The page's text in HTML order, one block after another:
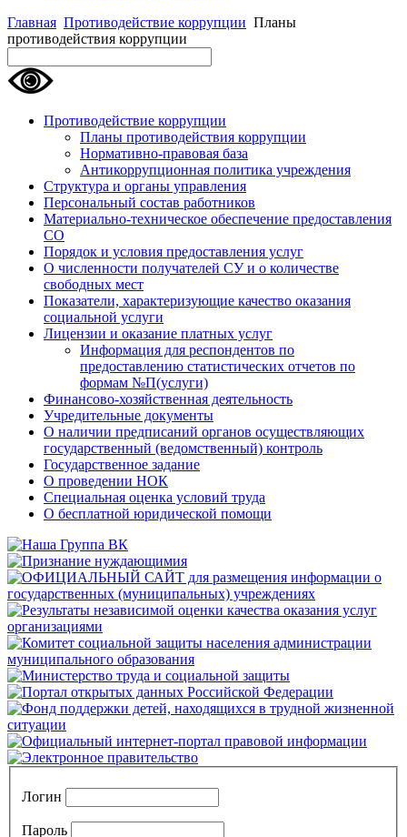
Главная Противодействие коррупции Планы
противодействия коррупции
Противодействие коррупции
Планы противодействия коррупции
Нормативно-правовая база
Антикоррупционная политика учреждения
Структура и органы управления
Персональный состав работников
Материально-техническое обеспечение предоставления
СО
Порядок и условия предоставления услуг
О численности получателей СУ и о количестве
свободных мест
Показатели, характеризующие качество оказания
социальной услуги
Лицензии и оказание платных услуг
Информация для респондентов по
предоставлению статистических отчетов по
формам №П(услуги)
Финансово-хозяйственная деятельность
Учредительные документы
О наличии предписаний органов осуществляющих
государственный (ведомственный) контроль
Государственное задание
О проведении НОК
Специальная оценка условий труда
О бесплатной юридической помощи
Логин
Пароль